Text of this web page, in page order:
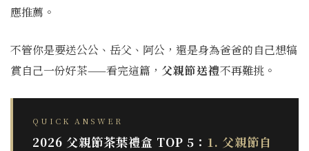
應推薦。
不管你是要送公公、岳父、阿公，還是身為爸爸的自己想犒
賞自己一份好茶——看完這篇， 父親節送禮不再難挑。
QUICK ANSWER
2026 父親節茶葉禮盒 TOP 5： 1. 父親節自